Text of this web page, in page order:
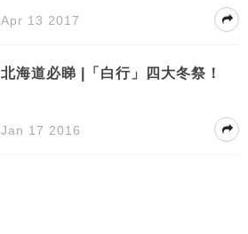
Apr 13 2017
北海道必睇 |「白行」四大冬祭！
Jan 17 2016